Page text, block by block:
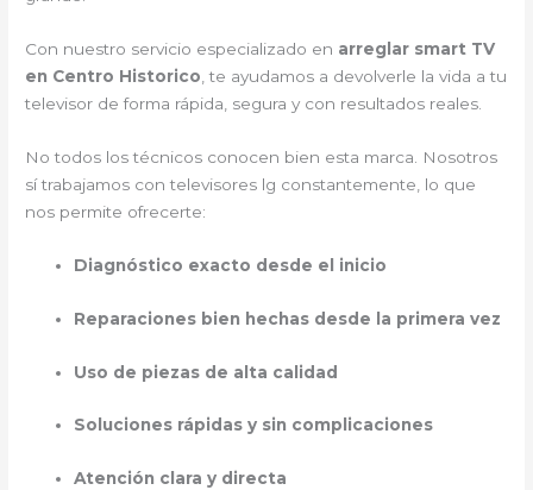
Con nuestro servicio especializado en arreglar smart TV
en Centro Historico , te ayudamos a devolverle la vida a tu
televisor de forma rápida, segura y con resultados reales.
No todos los técnicos conocen bien esta marca. Nosotros
sí trabajamos con televisores lg constantemente, lo que
nos permite ofrecerte:
Diagnóstico exacto desde el inicio
Reparaciones bien hechas desde la primera vez
Uso de piezas de alta calidad
Soluciones rápidas y sin complicaciones
Atención clara y directa